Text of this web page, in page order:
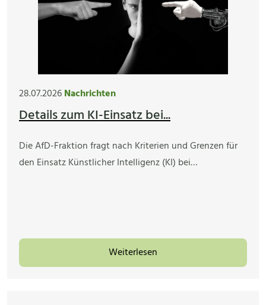
28.07.2026Nachrichten
Details zum KI-Einsatz bei...
Die AfD-Fraktion fragt nach Kriterien und Grenzen für
den Einsatz Künstlicher Intelligenz (KI) bei…
Weiterlesen